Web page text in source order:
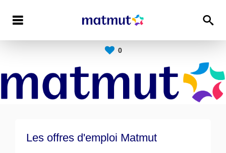
0
Les offres d'emploi Matmut